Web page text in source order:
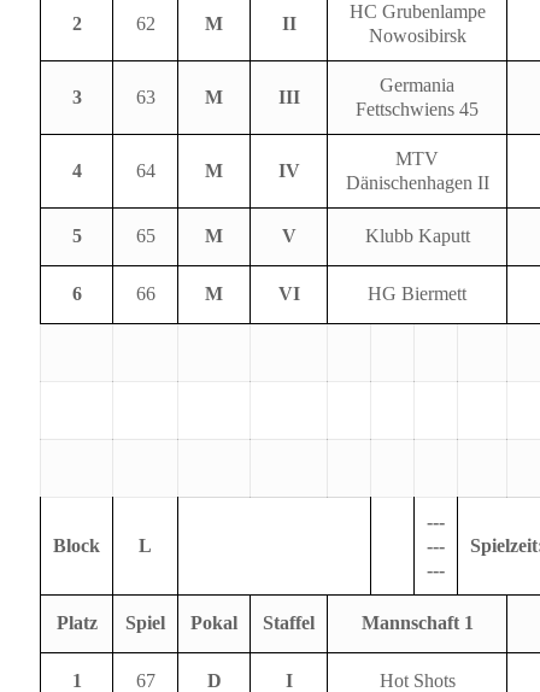
2 62 M II
HC Grubenlampe
Nowosibirsk
3 63 M III
Germania
Fettschwiens 45
4 64 M IV
MTV
Dänischenhagen II
5 65 M V Klubb Kaputt
6 66 M VI HG Biermett
Block L
---
---
---
Platz Spiel Pokal Staffel Mannschaft 1
1 67 D I Hot Shots